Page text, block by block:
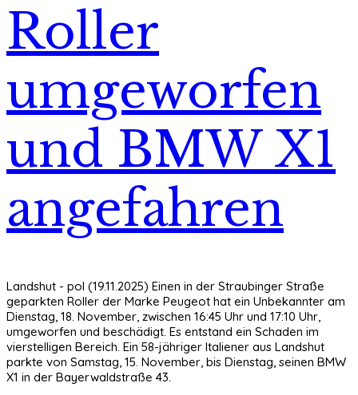
Roller
umgeworfen
und BMW X1
angefahren
Landshut - pol (19.11.2025) Einen in der Straubinger Straße
geparkten Roller der Marke Peugeot hat ein Unbekannter am
Dienstag, 18. November, zwischen 16:45 Uhr und 17:10 Uhr,
umgeworfen und beschädigt. Es entstand ein Schaden im
vierstelligen Bereich. Ein 58-jähriger Italiener aus Landshut
parkte von Samstag, 15. November, bis Dienstag, seinen BMW
X1 in der Bayerwaldstraße 43.